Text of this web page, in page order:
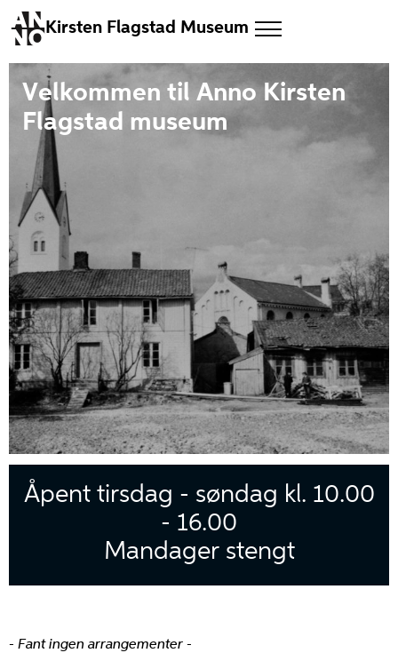
Kirsten Flagstad Museum
Velkommen til Anno Kirsten
Flagstad museum
Åpent tirsdag - søndag kl. 10.00
- 16.00
Mandager stengt
- Fant ingen arrangementer -